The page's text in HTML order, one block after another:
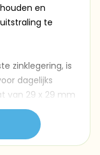
en
te
zinklegering, is
dagelijks
van 29 x 29 mm
De
De